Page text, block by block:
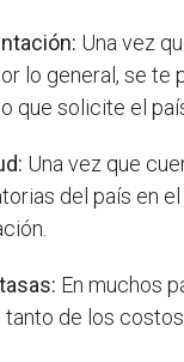
Una vez
lo general, se
que solicite el
Una vez que
del país en
En muchos
de los